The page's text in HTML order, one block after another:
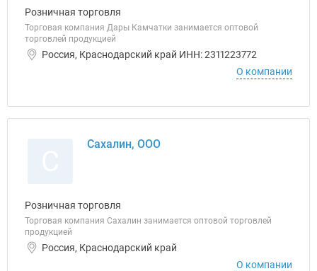
Розничная торговля
Торговая компания Дары Камчатки занимается оптовой
торговлей продукцией
Россия, Краснодарский край ИНН: 2311223772
О компании
Сахалин, ООО
Розничная торговля
Торговая компания Сахалин занимается оптовой торговлей
продукцией
Россия, Краснодарский край
О компании